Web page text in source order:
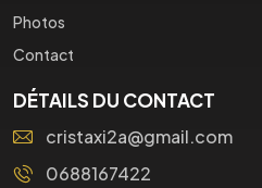
Photos
Contact
DÉTAILS DU CONTACT
cristaxi2a@gmail.com
0688167422